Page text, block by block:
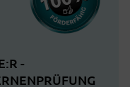
-